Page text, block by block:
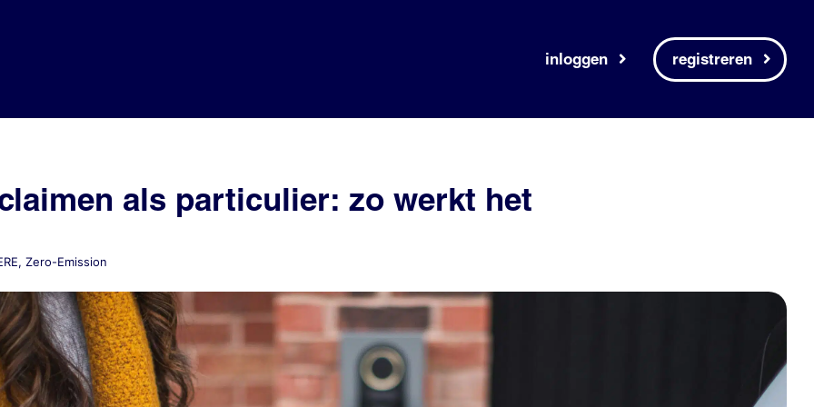
inloggen registreren
als particulier: zo werkt het
, Zero-Emission